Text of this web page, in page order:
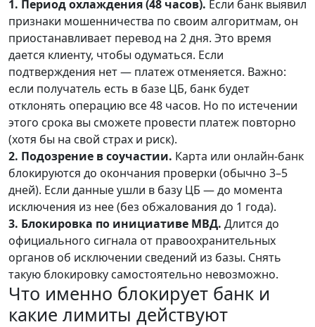
1. Период охлаждения (48 часов). Если банк выявил
признаки мошенничества по своим алгоритмам, он
приостанавливает перевод на 2 дня. Это время
дается клиенту, чтобы одуматься. Если
подтверждения нет — платеж отменяется. Важно:
если получатель есть в базе ЦБ, банк будет
отклонять операцию все 48 часов. Но по истечении
этого срока вы сможете провести платеж повторно
(хотя бы на свой страх и риск).
2. Подозрение в соучастии. Карта или онлайн-банк
блокируются до окончания проверки (обычно 3–5
дней). Если данные ушли в базу ЦБ — до момента
исключения из нее (без обжалования до 1 года).
3. Блокировка по инициативе МВД. Длится до
официального сигнала от правоохранительных
органов об исключении сведений из базы. Снять
такую блокировку самостоятельно невозможно.
Что именно блокирует банк и
какие лимиты действуют